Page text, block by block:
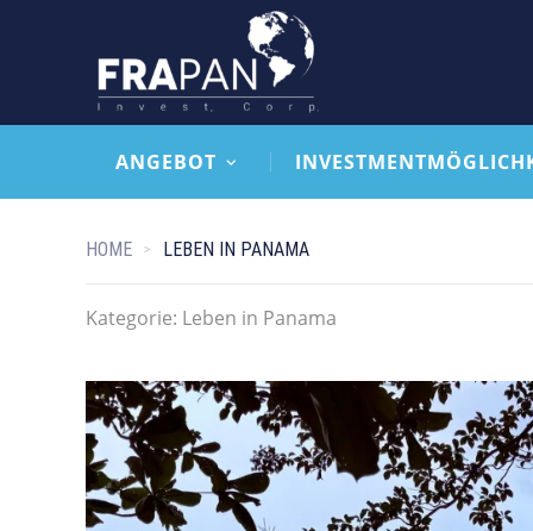
ANGEBOT
HOME LEBEN IN PANAMA
Kategorie: Leben in Panama